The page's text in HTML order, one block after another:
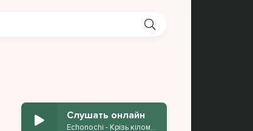
Слушать онлайн
Echonochi - Крізь кілометри